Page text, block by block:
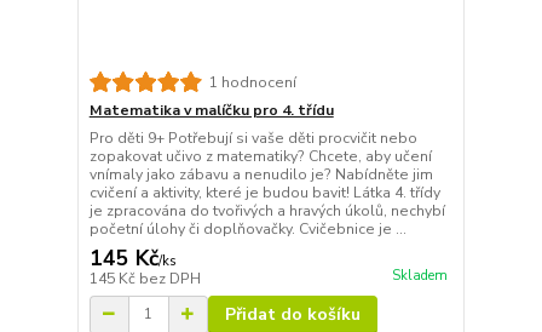
1 hodnocení
Matematika v malíčku pro 4. třídu
Pro děti 9+ Potřebují si vaše děti procvičit nebo
zopakovat učivo z matematiky? Chcete, aby učení
vnímaly jako zábavu a nenudilo je? Nabídněte jim
cvičení a aktivity, které je budou bavit! Látka 4. třídy
je zpracována do tvořivých a hravých úkolů, nechybí
početní úlohy či doplňovačky. Cvičebnice je ...
145 Kč/ks
145 Kč bez DPH Skladem
Přidat do košíku